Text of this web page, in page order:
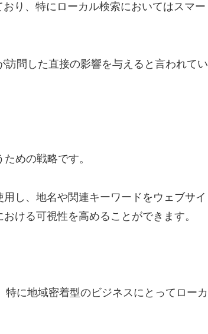
り、特にローカル検索においてはスマー
問した直接の影響を与えると言われてい
めの戦略です。
し、地名や関連キーワードをウェブサイ
ける可視性を高めることができます。
に地域密着型のビジネスにとってローカ